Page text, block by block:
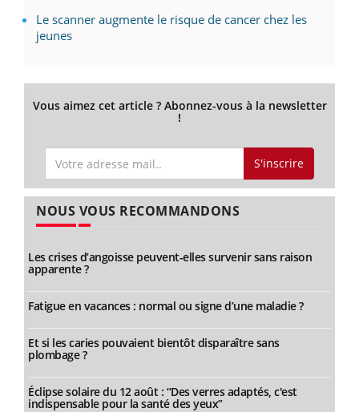
Le scanner augmente le risque de cancer chez les
jeunes
Vous aimez cet article ? Abonnez-vous à la newsletter
!
S'inscrire
NOUS VOUS RECOMMANDONS
Les crises d’angoisse peuvent-elles survenir sans raison
apparente ?
Fatigue en vacances : normal ou signe d’une maladie ?
Et si les caries pouvaient bientôt disparaître sans
plombage ?
Éclipse solaire du 12 août : “Des verres adaptés, c'est
indispensable pour la santé des yeux”